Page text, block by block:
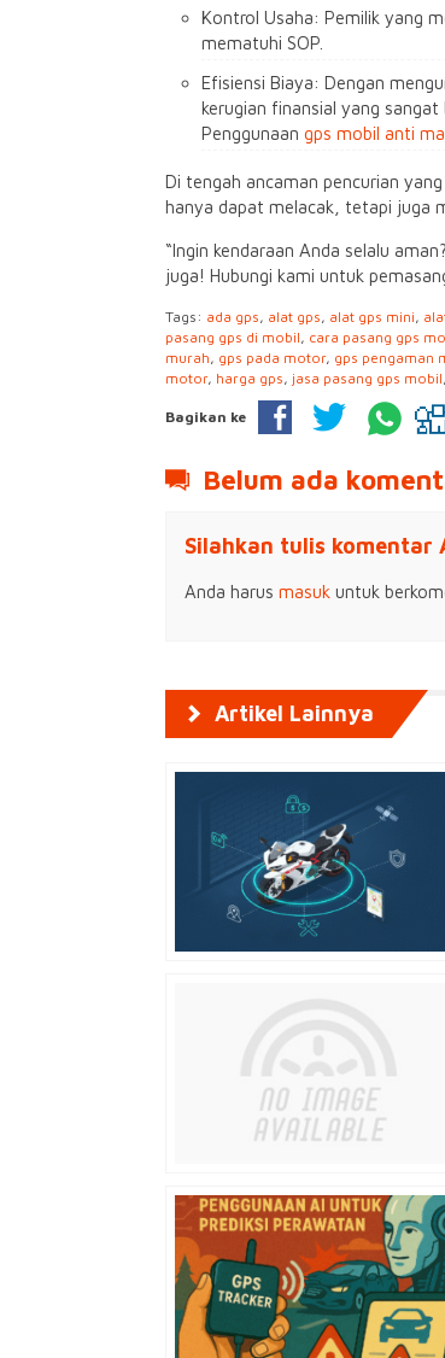
Kontrol Usaha: Pemilik yang
mematuhi SOP.
Efisiensi Biaya: Dengan
kerugian finansial yang sangat
Penggunaan gps mobil anti
Di tengah ancaman pencurian
hanya dapat melacak, tetapi juga
“Ingin kendaraan Anda selalu
juga! Hubungi kami untuk
Tags: ada gps, alat gps, alat gps mini,
pasang gps di mobil, cara pasang gps
murah, gps pada motor, gps pengaman
motor, harga gps, jasa pasang gps mobil,
Bagikan ke
Belum ada
Silahkan tulis komentar
Anda harus masuk untuk
Artikel Lainnya